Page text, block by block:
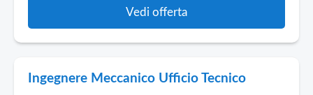
Vedi offerta
Ingegnere Meccanico Ufficio Tecnico